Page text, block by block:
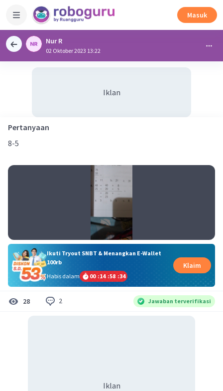
Masuk
Nur R
02 Oktober 2023 13:22
Iklan
Pertanyaan
8-5
Ikuti Tryout SNBT & Menangkan E-Wallet
100rb
Habis dalam
00 :14 :58 :34
Klaim
28 2 Jawaban terverifikasi
Iklan